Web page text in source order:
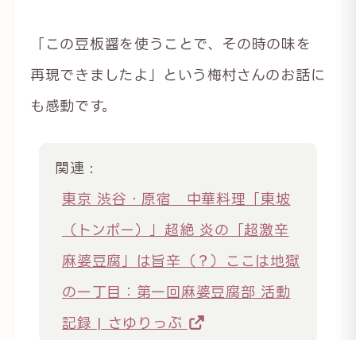
「この豆板醤を使うことで、その時の味を
再現できましたよ」という梅村さんのお話に
も感動です。
関連 :
東京 渋谷・原宿 中華料理「東坡
（トンポー）」超絶 炎の「超激辛
麻婆豆腐」は旨辛（？）ここは地獄
の一丁目：第一回麻婆豆腐部 活動
記録 | さゆりっぷ